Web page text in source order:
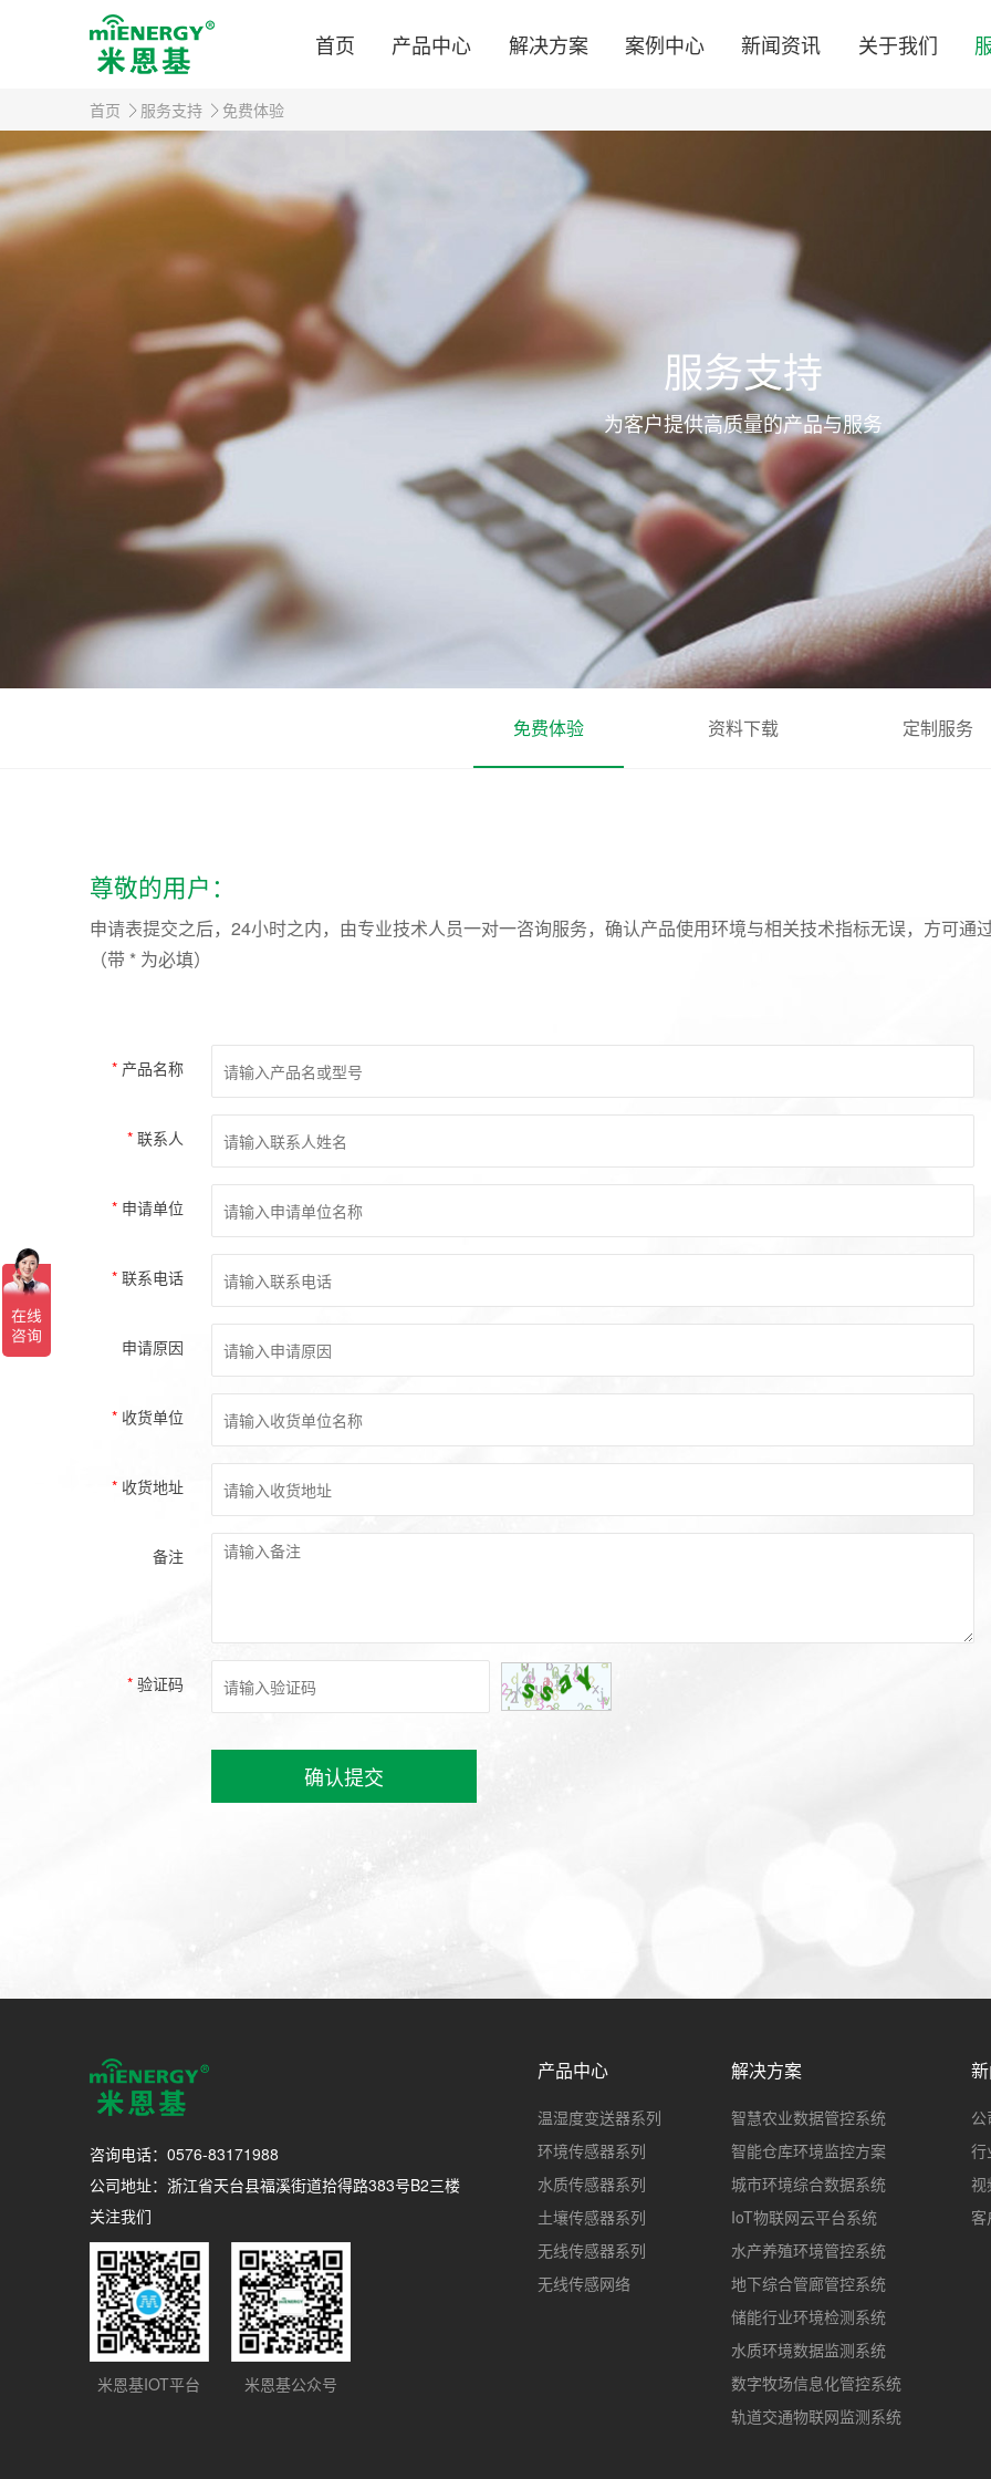
首页 产品中心 解决方案 案例中心 新闻资讯 关于我们
首页 服务支持 免费体验
服务支持
为客户提供高质量的产品与服务
免费体验 资料下载 定制服务
尊敬的用户：
申请表提交之后，24小时之内，由专业技术人员一对一咨询服务，确认产品使用环境与相关技术指标无误，方可通
（带 * 为必填）
*产品名称
*联系人
*申请单位
*联系电话
申请原因
*收货单位
*收货地址
备注
*验证码
确认提交
咨询电话：0576-83171988
公司地址：浙江省天台县福溪街道拾得路383号B2三楼
关注我们
米恩基IOT平台 米恩基公众号
产品中心
温湿度变送器系列
环境传感器系列
水质传感器系列
土壤传感器系列
无线传感器系列
无线传感网络
解决方案
智慧农业数据管控系统
智能仓库环境监控方案
城市环境综合数据系统
IoT物联网云平台系统
水产养殖环境管控系统
地下综合管廊管控系统
储能行业环境检测系统
水质环境数据监测系统
数字牧场信息化管控系统
轨道交通物联网监测系统
行
客